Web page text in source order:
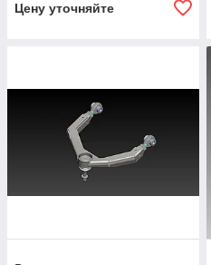
Цену уточняйте